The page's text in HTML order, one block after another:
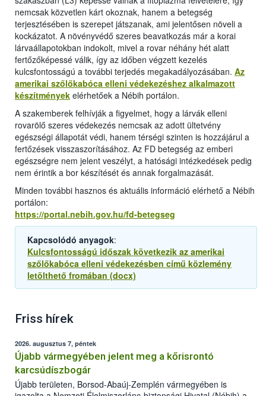
nemcsak közvetlen kárt okoznak, hanem a betegség
terjesztésében is szerepet játszanak, ami jelentősen növeli a
kockázatot. A növényvédő szeres beavatkozás már a korai
lárvaállapotokban indokolt, mivel a rovar néhány hét alatt
fertőzőképessé válik, így az időben végzett kezelés
kulcsfontosságú a további terjedés megakadályozásában. Az
amerikai szőlőkabóca elleni védekezéshez alkalmazott
készítmények elérhetőek a Nébih portálon.
A szakemberek felhívják a figyelmet, hogy a lárvák elleni
rovarölő szeres védekezés nemcsak az adott ültetvény
egészségi állapotát védi, hanem térségi szinten is hozzájárul a
fertőzések visszaszorításához. Az FD betegség az emberi
egészségre nem jelent veszélyt, a hatósági intézkedések pedig
nem érintik a bor készítését és annak forgalmazását.
Minden további hasznos és aktuális információ elérhető a Nébih
portálon:
https://portal.nebih.gov.hu/fd-betegseg
Kapcsolódó anyagok:
Kulcsfontosságú időszak következik az amerikai
szőlőkabóca elleni védekezésben című közlemény
letölthető fromában (docx)
Friss hírek
2026. augusztus 7, péntek
Újabb vármegyében jelent meg a kőrisrontó
karcsúdíszbogár
Újabb területen, Borsod-Abaúj-Zemplén vármegyében is